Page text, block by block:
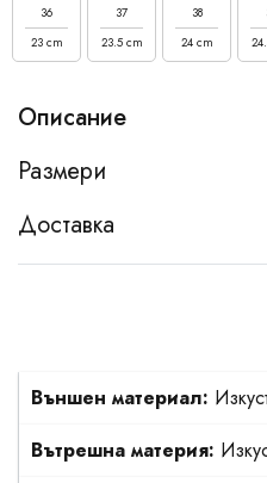
36
23 cm
37
23.5 cm
38
24 cm
Описание
Размери
Доставка
Външен материал:
Вътрешна материя: